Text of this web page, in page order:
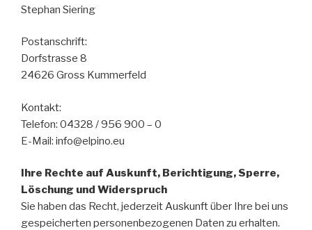
Stephan Siering
Postanschrift:
Dorfstrasse 8
24626 Gross Kummerfeld
Kontakt:
Telefon: 04328 / 956 900 – 0
E-Mail: info@elpino.eu
Ihre Rechte auf Auskunft, Berichtigung, Sperre,
Löschung und Widerspruch
Sie haben das Recht, jederzeit Auskunft über Ihre bei uns
gespeicherten personenbezogenen Daten zu erhalten.